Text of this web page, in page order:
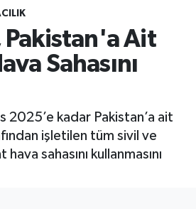
Pakistan'a Ait
Sahasını
2025’e kadar Pakistan’a ait
işletilen tüm sivil ve
sahasını kullanmasını